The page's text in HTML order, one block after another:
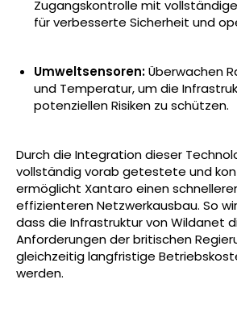
Zugangskontrolle mit
für verbesserte Sicherheit und
Umweltsensoren:Überwachen
und Temperatur, um die
potenziellen Risiken zu schützen.
Durch die Integration dieser
vollständig vorab getestete und
ermöglicht Xantaro einen
effizienteren Netzwerkausbau. So
dass die Infrastruktur von Wildanet
Anforderungen der britischen
gleichzeitig langfristige
werden.